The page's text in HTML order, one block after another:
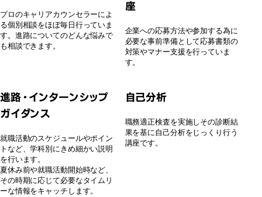
プロのキャリアカウンセラーによ
る個別相談をほぼ毎日行っていま
す。進路についてのどんな悩みで
も相談できます。
座
企業への応募方法や参加する為に
必要な事前準備として応募書類の
対策やマナー支援を行っていま
す。
進路・インターンシップ
ガイダンス
就職活動のスケジュールやポイン
トなど、学科別にきめ細かい説明
を行います。
夏休み前や就職活動開始時など、
その時期に応じて必要なタイムリ
ーな情報をキャッチします。
自己分析
職務適正検査を実施しその診断結
果を基に自己分析をじっくり行う
講座です。